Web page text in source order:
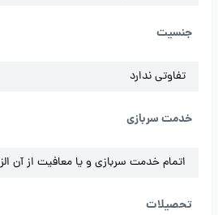
جنسیت
تفاوتی ندارد
خدمت سربازی
اتمام خدمت سربازی و یا معافیت از آن
تحصیلات